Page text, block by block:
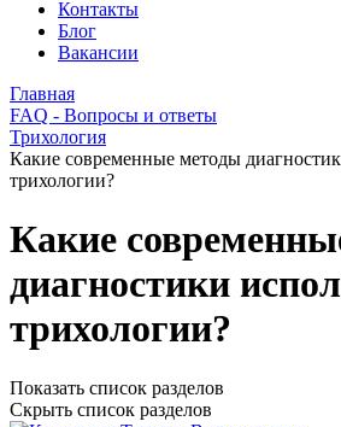
Контакты
Блог
Вакансии
Главная
FAQ - Вопросы и ответы
Трихология
Какие современные методы
трихологии?
Какие
диагностики
трихологии?
Показать список разделов
Скрыть список разделов